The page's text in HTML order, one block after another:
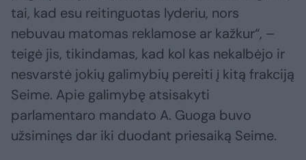
tai, kad esu reitinguotas lyderiu, nors
nebuvau matomas reklamose ar kažkur“, –
teigė jis, tikindamas, kad kol kas nekalbėjo ir
nesvarstė jokių galimybių pereiti į kitą frakciją
Seime. Apie galimybę atsisakyti
parlamentaro mandato A. Guoga buvo
užsiminęs dar iki duodant priesaiką Seime.